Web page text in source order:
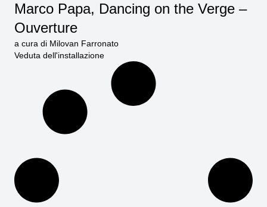
Marco Papa, Dancing on the Verge –
Ouverture
a cura di Milovan Farronato
Veduta dell'installazione